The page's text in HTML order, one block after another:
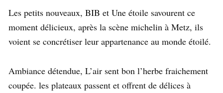
Les petits nouveaux, BIB et Une étoile savourent ce
moment délicieux, après la scène michelin à Metz, ils
voient se concrétiser leur appartenance au monde étoilé.
Ambiance détendue, L’air sent bon l’herbe fraichement
coupée. les plateaux passent et offrent de délices à